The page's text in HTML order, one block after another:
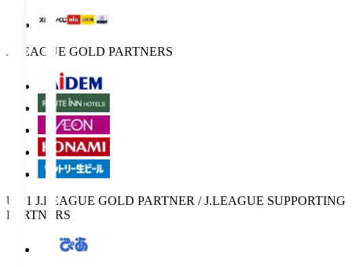
J.LEAGUE GOLD PARTNERS
U-21 J.LEAGUE GOLD PARTNER / J.LEAGUE SUPPORTING
PARTNERS